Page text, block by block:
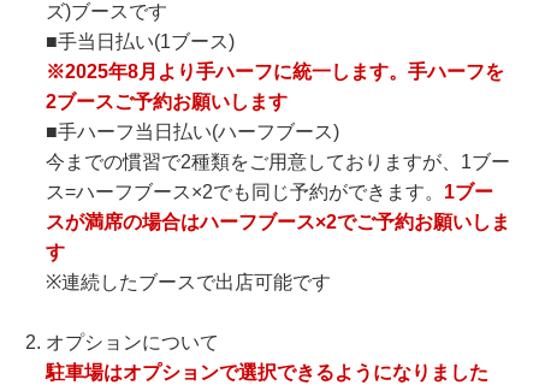
ズ)ブースです
■手当日払い(1ブース)
※2025年8月より手ハーフに統一します。手ハーフを
2ブースご予約お願いします
■手ハーフ当日払い(ハーフブース)
今までの慣習で2種類をご用意しておりますが、1ブー
ス=ハーフブース×2でも同じ予約ができます。 1ブー
スが満席の場合はハーフブース×2でご予約お願いしま
す
※連続したブースで出店可能です
オプションについて
駐車場はオプションで選択できるようになりました